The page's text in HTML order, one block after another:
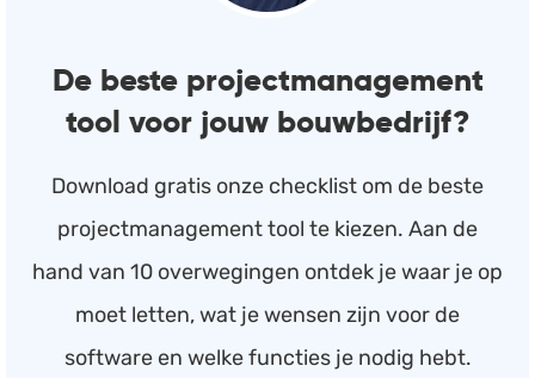
De beste projectmanagement
tool voor jouw bouwbedrijf?
Download gratis onze checklist om de beste
projectmanagement tool te kiezen. Aan de
hand van 10 overwegingen ontdek je waar je op
moet letten, wat je wensen zijn voor de
software en welke functies je nodig hebt.